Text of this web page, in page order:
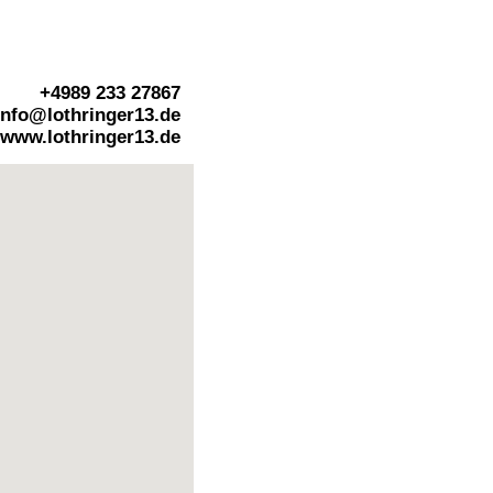
+4989 233 27867
www.lothringer13.de